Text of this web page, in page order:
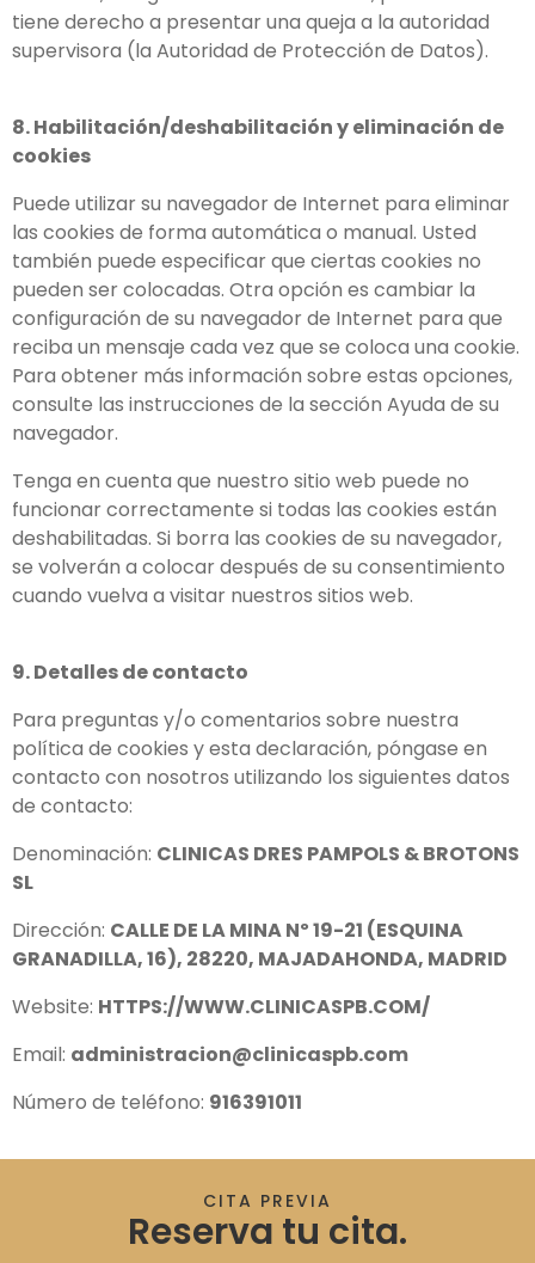
tiene derecho a presentar una queja a la autoridad
supervisora (la Autoridad de Protección de Datos).
8. Habilitación/deshabilitación y eliminación de
cookies
Puede utilizar su navegador de Internet para eliminar
las cookies de forma automática o manual. Usted
también puede especificar que ciertas cookies no
pueden ser colocadas. Otra opción es cambiar la
configuración de su navegador de Internet para que
reciba un mensaje cada vez que se coloca una cookie.
Para obtener más información sobre estas opciones,
consulte las instrucciones de la sección Ayuda de su
navegador.
Tenga en cuenta que nuestro sitio web puede no
funcionar correctamente si todas las cookies están
deshabilitadas. Si borra las cookies de su navegador,
se volverán a colocar después de su consentimiento
cuando vuelva a visitar nuestros sitios web.
9. Detalles de contacto
Para preguntas y/o comentarios sobre nuestra
política de cookies y esta declaración, póngase en
contacto con nosotros utilizando los siguientes datos
de contacto:
Denominación: CLINICAS DRES PAMPOLS & BROTONS
SL
Dirección: CALLE DE LA MINA Nº 19-21 (ESQUINA
GRANADILLA, 16), 28220, MAJADAHONDA, MADRID
Website: HTTPS://WWW.CLINICASPB.COM/
Email: administracion@clinicaspb.com
Número de teléfono: 916391011
CITA PREVIA
Reserva tu cita.